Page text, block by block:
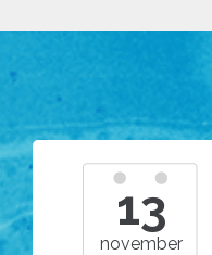
13
november